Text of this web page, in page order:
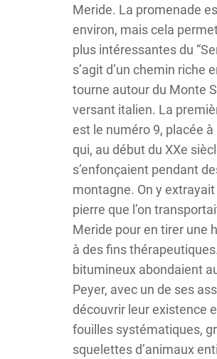
Meride. La promenade
environ, mais cela
plus intéressantes du
s’agit d’un chemin riche
tourne autour du Monte
versant italien. La
est le numéro 9, placée à
qui, au début du XXe
s’enfonçaient pendant
montagne. On y
pierre que l’on
Meride pour en tirer une
à des fins
bitumineux abondaient
Peyer, avec un de ses
découvrir leur existence
fouilles systématiques,
squelettes d’animaux